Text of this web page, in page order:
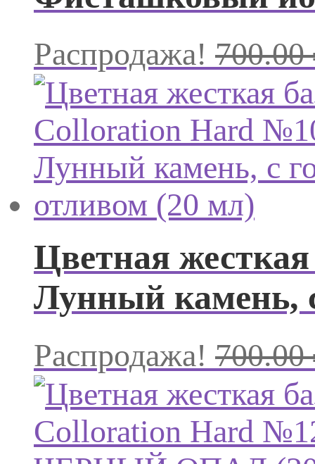
Распродажа! 700.00
Цветная
Лунный камень,
Распродажа! 700.00